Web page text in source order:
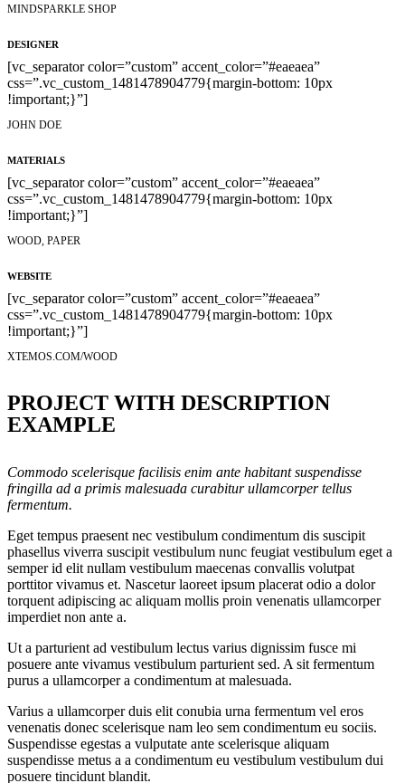
MINDSPARKLE SHOP
DESIGNER
[vc_separator color=”custom” accent_color=”#eaeaea”
css=”.vc_custom_1481478904779{margin-bottom: 10px
!important;}”]
JOHN DOE
MATERIALS
[vc_separator color=”custom” accent_color=”#eaeaea”
css=”.vc_custom_1481478904779{margin-bottom: 10px
!important;}”]
WOOD, PAPER
WEBSITE
[vc_separator color=”custom” accent_color=”#eaeaea”
css=”.vc_custom_1481478904779{margin-bottom: 10px
!important;}”]
XTEMOS.COM/WOOD
PROJECT WITH DESCRIPTION
EXAMPLE
Commodo scelerisque facilisis enim ante habitant suspendisse
fringilla ad a primis malesuada curabitur ullamcorper tellus
fermentum.
Eget tempus praesent nec vestibulum condimentum dis suscipit
phasellus viverra suscipit vestibulum nunc feugiat vestibulum eget a
semper id elit nullam vestibulum maecenas convallis volutpat
porttitor vivamus et. Nascetur laoreet ipsum placerat odio a dolor
torquent adipiscing ac aliquam mollis proin venenatis ullamcorper
imperdiet non ante a.
Ut a parturient ad vestibulum lectus varius dignissim fusce mi
posuere ante vivamus vestibulum parturient sed. A sit fermentum
purus a ullamcorper a condimentum at malesuada.
Varius a ullamcorper duis elit conubia urna fermentum vel eros
venenatis donec scelerisque nam leo sem condimentum eu sociis.
Suspendisse egestas a vulputate ante scelerisque aliquam
suspendisse metus a a condimentum eu vestibulum vestibulum dui
posuere tincidunt blandit.